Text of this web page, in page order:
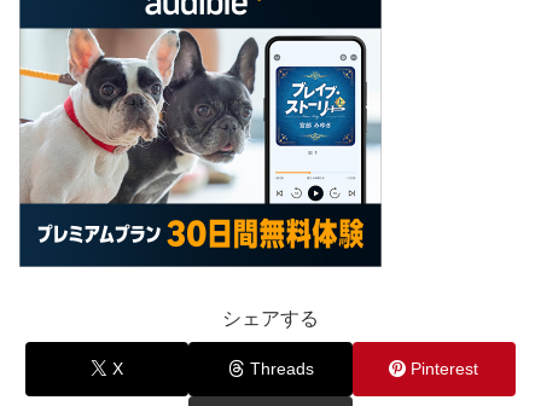
シェアする
X Threads Pinterest